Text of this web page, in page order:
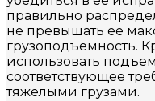
правильно
не превышать ее
грузоподъемность.
использовать
соответствующее
тяжелыми грузами.